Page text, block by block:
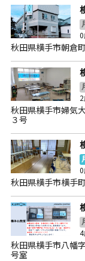
秋田県横手市朝倉
秋田県横手市婦気
３号
秋田県横手市横手
秋田県横手市八幡
号室